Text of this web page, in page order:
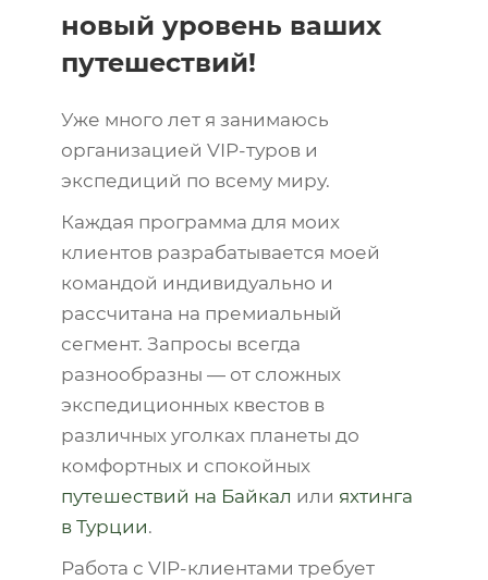
новый уровень ваших
путешествий!
Уже много лет я занимаюсь
организацией VIP-туров и
экспедиций по всему миру.
Каждая программа для моих
клиентов разрабатывается моей
командой индивидуально и
рассчитана на премиальный
сегмент. Запросы всегда
разнообразны — от сложных
экспедиционных квестов в
различных уголках планеты до
комфортных и спокойных
путешествий на Байкал или яхтинга
в Турции.
Работа с VIP-клиентами требует